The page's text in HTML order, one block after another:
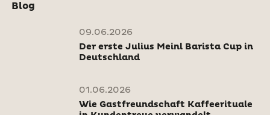
Blog
09.06.2026
Der erste Julius Meinl Barista Cup in
Deutschland
01.06.2026
Wie Gastfreundschaft Kaffeerituale